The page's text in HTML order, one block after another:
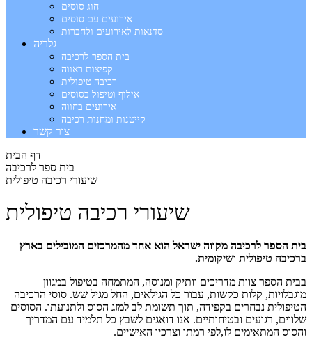
חוג סוסים
אירועים עם סוסים
סדנאות לאירועים ולחברות
גלריה
בית הספר לרכיבה
קפיצות ראווה
רכיבה טיפולית
אילוף וטיפול בסוסים
אירועים בחווה
קייטנות ומחנות רכיבה
צור קשר
דף הבית
בית ספר לרכיבה
שיעורי רכיבה טיפולית
שיעורי רכיבה טיפולית
בית הספר לרכיבה מקווה ישראל הוא אחד מהמרכזים המובילים בארץ
ברכיבה טיפולית ושיקומית.
בבית הספר צוות מדריכים וותיק ומנוסה, המתמחה בטיפול במגוון
מוגבלויות, קלות כקשות, עבור כל הגילאים, החל מגיל שש. סוסי הרכיבה
הטיפולית נבחרים בקפידה, תוך תשומת לב למזג הסוס ולתנועתו. הסוסים
שלווים, רגועים ובטיחותיים. אנו דואגים לשבץ כל תלמיד עם המדריך
והסוס המתאימים לו,לפי רמתו וצרכיו האישיים.